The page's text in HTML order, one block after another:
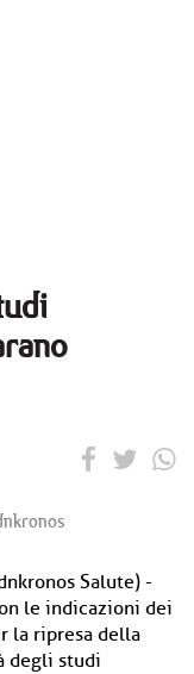
Salute) -
le indicazioni dei
la ripresa della
degli studi